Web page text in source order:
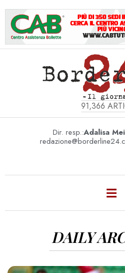
91,366
Dir. resp.:Adalisa Mei
DAILY